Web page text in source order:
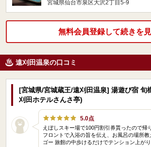
宮城県仙台市泉区大沢2丁目5-9
無料会員登録して続きを
遠刈田温泉の口コミ
[宮城県/宮城蔵王/遠刈田温泉] 湯遊び宿 旬
刈田ホテルさんさ亭)
5.0点
えぼしスキー場で100円割引券貰ったので帰
フロントで入浴の旨を伝え、お風呂の場所
ゴー 旅館の中歩けるだけでテンション上が